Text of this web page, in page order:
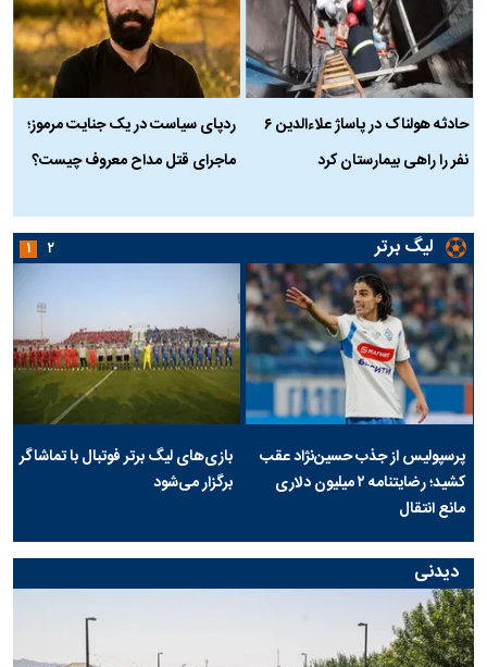
حادثه هولناک در پاساژ علاءالدین ۶
نفر را راهی بیمارستان کرد
ردپای سیاست در یک جنایت مرموز؛
ماجرای قتل مداح معروف چیست؟
لیگ برتر
پرسپولیس از جذب حسین‌نژاد عقب
کشید؛ رضایتنامه ۲ میلیون دلاری
مانع انتقال
بازی‌های لیگ برتر فوتبال با تماشاگر
برگزار می‌شود
۱ ۲
دیدنی